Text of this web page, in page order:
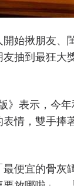
始揪朋友、
抽到最狂大
》表示，今
表情，雙手
便宜的骨灰